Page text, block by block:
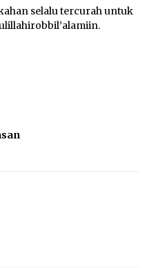
selalu tercurah untuk